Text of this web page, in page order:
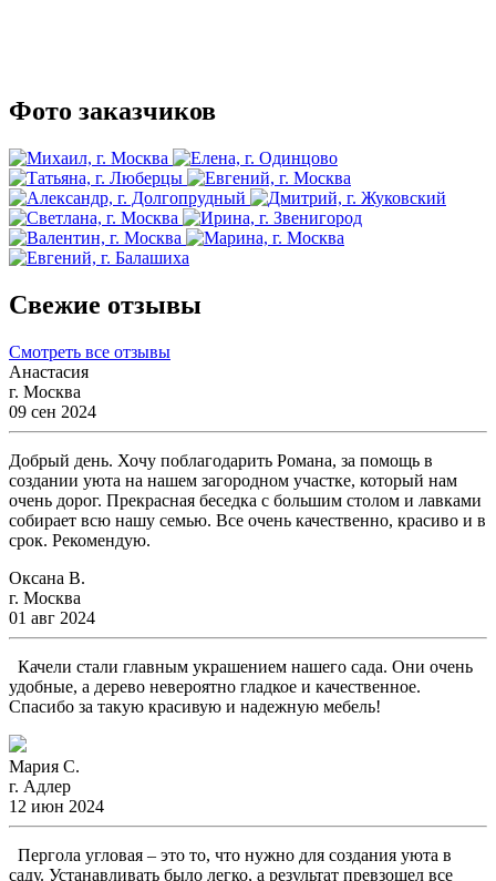
Фото заказчиков
Свежие отзывы
Смотреть все отзывы
Анастасия
г. Москва
09 сен 2024
Добрый день. Хочу поблагодарить Романа, за помощь в
создании уюта на нашем загородном участке, который нам
очень дорог. Прекрасная беседка с большим столом и лавками
собирает всю нашу семью. Все очень качественно, красиво и в
срок. Рекомендую.
Оксана В.
г. Москва
01 авг 2024
Качели стали главным украшением нашего сада. Они очень
удобные, а дерево невероятно гладкое и качественное.
Спасибо за такую красивую и надежную мебель!
Мария С.
г. Адлер
12 июн 2024
Пергола угловая – это то, что нужно для создания уюта в
саду. Устанавливать было легко, а результат превзошел все